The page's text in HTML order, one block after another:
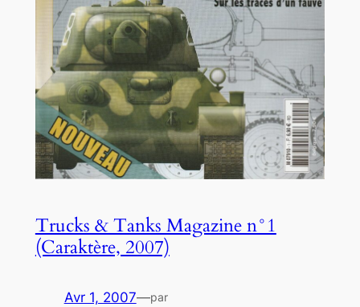
Trucks & Tanks Magazine n°1
(Caraktère, 2007)
Avr 1, 2007—par